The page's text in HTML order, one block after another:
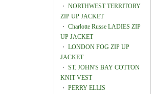
・ NORTHWEST TERRITORY
ZIP UP JACKET
・ Charlotte Russe LADIES ZIP
UP JACKET
・ LONDON FOG ZIP UP
JACKET
・ ST. JOHN'S BAY COTTON
KNIT VEST
・ PERRY ELLIS